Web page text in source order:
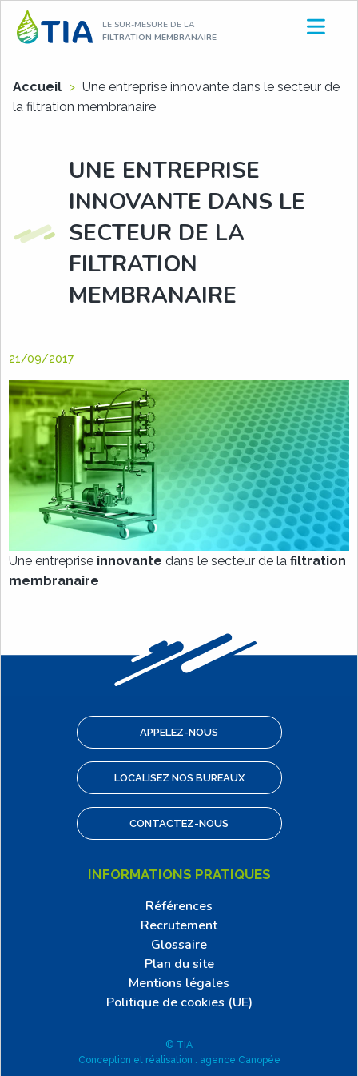
Aller
contenu
LE SUR-MESURE DE LA
FILTRATION MEMBRANAIRE
Accueil > Une entreprise innovante dans le secteur de
la filtration membranaire
UNE ENTREPRISE
INNOVANTE DANS LE
SECTEUR DE LA
FILTRATION
MEMBRANAIRE
21/09/2017
Une entreprise innovante dans le secteur de la filtration
membranaire
APPELEZ-NOUS
LOCALISEZ NOS BUREAUX
CONTACTEZ-NOUS
INFORMATIONS PRATIQUES
Références
Recrutement
Glossaire
Plan du site
Mentions légales
Politique de cookies (UE)
© TIA
Conception et réalisation : agence Canopée